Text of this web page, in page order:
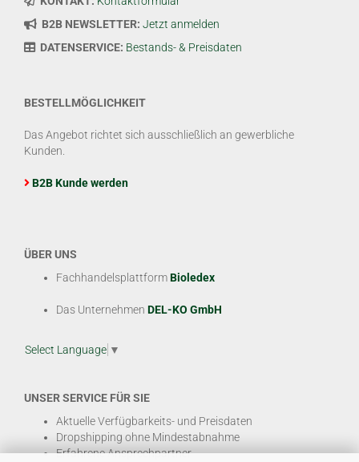
B2B NEWSLETTER: Jetzt anmelden
DATENSERVICE: Bestands- & Preisdaten
BESTELLMÖGLICHKEIT
Das Angebot richtet sich ausschließlich an gewerbliche
Kunden.
B2B Kunde werden
ÜBER UNS
FachhandelsplattformBioledex
Das Unternehmen DEL-KO GmbH
Select Language ▼
UNSER SERVICE FÜR SIE
Aktuelle Verfügbarkeits- und Preisdaten
Dropshipping ohne Mindestabnahme
Erfahrene Ansprechpartner